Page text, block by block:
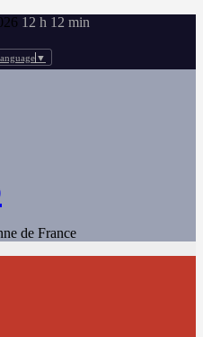
12 h 12 min
▼
de France